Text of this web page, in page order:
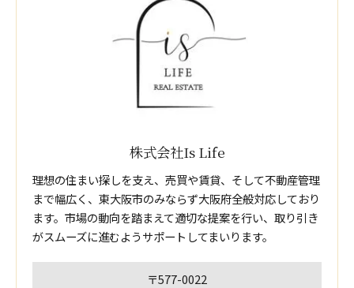
株式会社Is Life
理想の住まい探しを支え、売買や賃貸、そして不動産管理
まで幅広く、東大阪市のみならず大阪府全般対応しており
ます。市場の動向を踏まえて適切な提案を行い、取り引き
がスムーズに進むようサポートしてまいります。
〒577-0022